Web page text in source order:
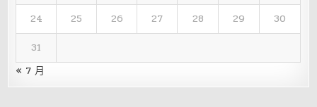
24
25 26 27 28 29
30
31
« 7 月